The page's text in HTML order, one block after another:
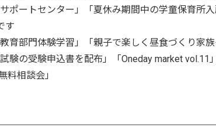
ポートセンター」「夏休み期間中の学童保育所
す
育部門体験学習」「親子で楽しく昼食づくり家
験の受験申込書を配布」「Oneday market vol.11
料相談会」